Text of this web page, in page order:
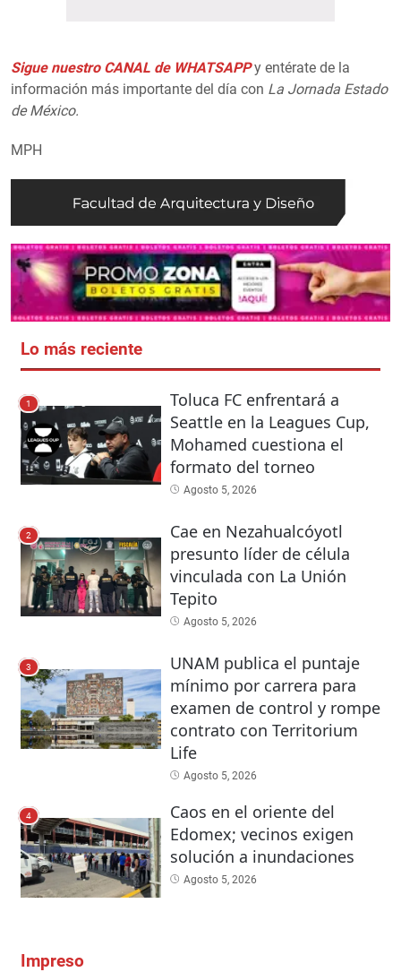
Sigue nuestro CANAL de WHATSAPP y entérate de la
información más importante del día con La Jornada Estado
de México.
MPH
Lo más reciente
1
Toluca FC enfrentará a
Seattle en la Leagues Cup,
Mohamed cuestiona el
formato del torneo
Agosto 5, 2026
2
Cae en Nezahualcóyotl
presunto líder de célula
vinculada con La Unión
Tepito
Agosto 5, 2026
3
UNAM publica el puntaje
mínimo por carrera para
examen de control y rompe
contrato con Territorium
Life
Agosto 5, 2026
4
Caos en el oriente del
Edomex; vecinos exigen
solución a inundaciones
Agosto 5, 2026
Impreso